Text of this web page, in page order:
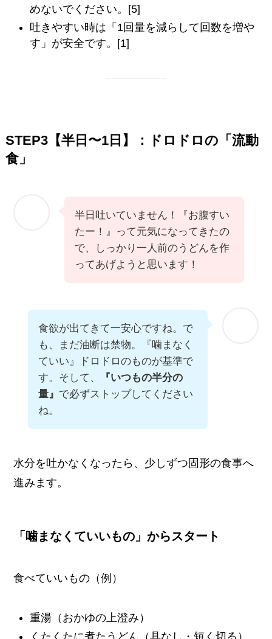
めないでください。[5]
吐きやすい時は「1回量を減らして回数を増や
す」が安全です。[1]
STEP3【半日〜1日】：ドロドロの「流動
食」
半日吐いていません！『お腹すい
たー！』って元気になってきたの
で、しっかり一人前のうどんを作
ってあげようと思います！
食欲が出てきて一安心ですね。で
も、まだ油断は禁物。『噛まなく
ていい』ドロドロのものが基準で
す。そして、
『いつもの半分の
量』 で必ずストップしてください
ね。
水分を吐かなくなったら、少しずつ固形の食事へ
進みます。
「噛まなくていいもの」からスタート
食べていいもの（例）
重湯（おかゆの上澄み）
くたくたに煮たうどん（具なし・短く切る）